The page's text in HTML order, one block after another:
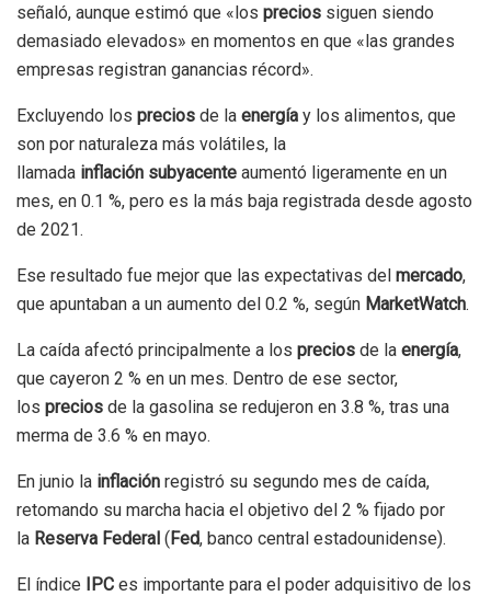
señaló, aunque estimó que «los precios siguen siendo
demasiado elevados» en momentos en que «las grandes
empresas registran ganancias récord».
Excluyendo los precios de la energía y los alimentos, que
son por naturaleza más volátiles, la
llamada inflación subyacente aumentó ligeramente en un
mes, en 0.1 %, pero es la más baja registrada desde agosto
de 2021.
Ese resultado fue mejor que las expectativas del mercado,
que apuntaban a un aumento del 0.2 %, según MarketWatch.
La caída afectó principalmente a los precios de la energía,
que cayeron 2 % en un mes. Dentro de ese sector,
los precios de la gasolina se redujeron en 3.8 %, tras una
merma de 3.6 % en mayo.
En junio la inflación registró su segundo mes de caída,
retomando su marcha hacia el objetivo del 2 % fijado por
la Reserva Federal (Fed, banco central estadounidense).
El índice IPC es importante para el poder adquisitivo de los